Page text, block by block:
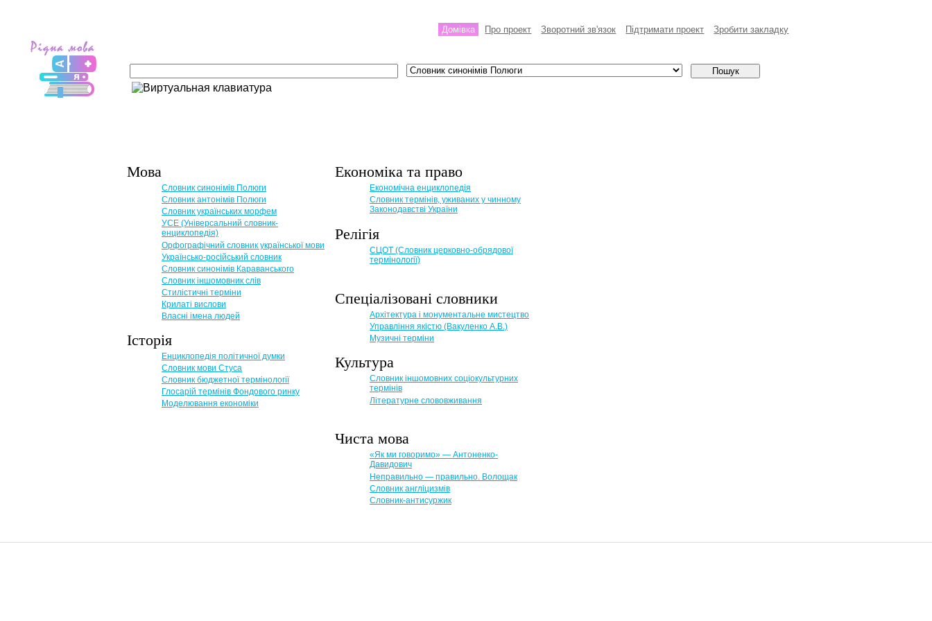
Домівка Про проект Зворотний зв'язок Пiдтримати проект Зробити закладку
Мова
Словник синонімів Полюги
Словник антонімів Полюги
Словник українських морфем
УСЕ (Універсальний словник-
енциклопедія)
Орфографічний словник української мови
Українсько-російський словник
Словник синонімів Караванського
Словник іншомовник слів
Стилістичні терміни
Крилаті вислови
Власні імена людей
Історія
Енциклопедія політичної думки
Словник мови Стуса
Словник бюджетної термінології
Глосарій термінів Фондового ринку
Моделювання економіки
Економіка та право
Eкономічна енциклопедія
Словник термінів, уживаних у чинному
Законодавстві України
Релігія
СЦОТ (Словник церковно-обрядової
термінології)
Спеціалізовані словники
Архітектура і монументальне мистецтво
Управління якістю (Вакуленко А.В.)
Музичні терміни
Культура
Словник іншомовних соціокультурних
термінів
Літературне слововживання
Чиста мова
«Як ми говоримо» — Антоненко-
Давидович
Неправильно — правильно. Волощак
Словник англіцизмів
Словник-антисуржик